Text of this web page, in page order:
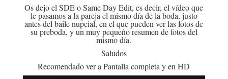
Os dejo el SDE o Same Day Edit, es decir, el vídeo que
le pasamos a la pareja el mismo día de la boda, justo
antes del baile nupcial, en el que pueden ver las fotos de
su preboda, y un muy pequeño resumen de fotos del
mismo día.
Saludos
Recomendado ver a Pantalla completa y en HD